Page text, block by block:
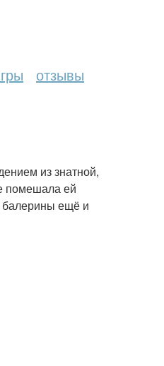
отзывы
из знатной,
помешала ей
балерины ещё и